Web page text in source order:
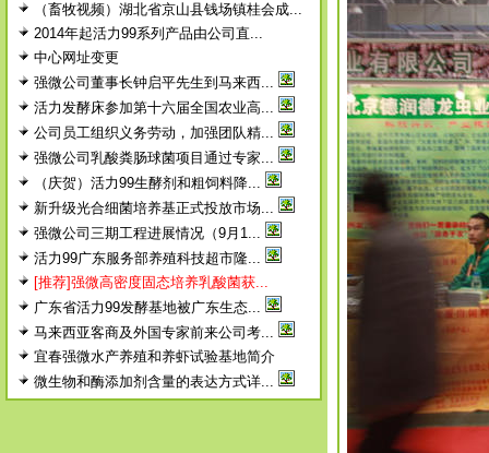
（畜牧视频）湖北省京山县钱场镇桂会成...
2014年起活力99系列产品由公司直...
中心网址变更
强微公司董事长钟启平先生到马来西...
活力发酵床参加第十六届全国农业高...
公司员工组织义务劳动，加强团队精...
强微公司乳酸粪肠球菌项目通过专家...
（庆贺）活力99生酵剂和粗饲料降...
新升级光合细菌培养基正式投放市场...
强微公司三期工程进展情况（9月1...
活力99广东服务部养殖科技超市隆...
[推荐]强微高密度固态培养乳酸菌获...
广东省活力99发酵基地被广东生态...
马来西亚客商及外国专家前来公司考...
宜春强微水产养殖和养虾试验基地简介
微生物和酶添加剂含量的表达方式详...